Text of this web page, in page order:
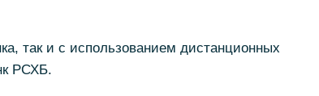
так и с использованием дистанционных
РСХБ.